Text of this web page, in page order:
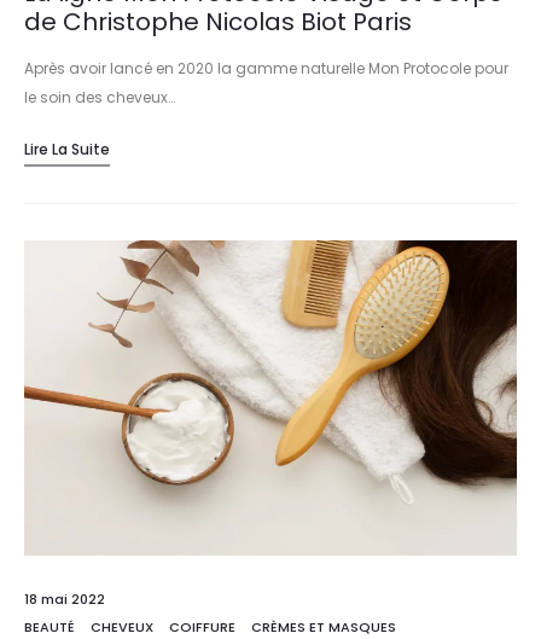
de Christophe Nicolas Biot Paris
Après avoir lancé en 2020 la gamme naturelle Mon Protocole pour
le soin des cheveux…
Lire La Suite
18 mai 2022
BEAUTÉ
CHEVEUX COIFFURE
CRÈMES ET MASQUES